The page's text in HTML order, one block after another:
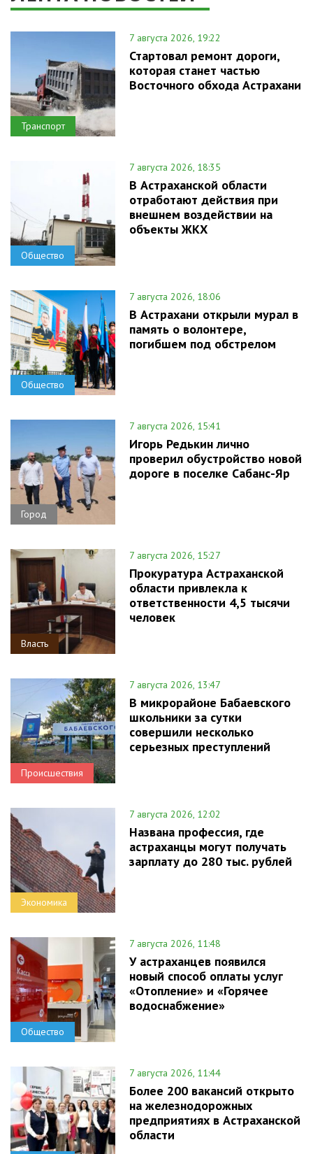
Транспорт
7 августа 2026, 19:22
Стартовал ремонт дороги,
которая станет частью
Восточного обхода Астрахани
Общество
7 августа 2026, 18:35
В Астраханской области
отработают действия при
внешнем воздействии на
объекты ЖКХ
Общество
7 августа 2026, 18:06
В Астрахани открыли мурал в
память о волонтере,
погибшем под обстрелом
Город
7 августа 2026, 15:41
Игорь Редькин лично
проверил обустройство новой
дороге в поселке Сабанс-Яр
Власть
7 августа 2026, 15:27
Прокуратура Астраханской
области привлекла к
ответственности 4,5 тысячи
человек
Происшествия
7 августа 2026, 13:47
В микрорайоне Бабаевского
школьники за сутки
совершили несколько
серьезных преступлений
Экономика
7 августа 2026, 12:02
Названа профессия, где
астраханцы могут получать
зарплату до 280 тыс. рублей
Общество
7 августа 2026, 11:48
У астраханцев появился
новый способ оплаты услуг
«Отопление» и «Горячее
водоснабжение»
7 августа 2026, 11:44
Более 200 вакансий открыто
на железнодорожных
предприятиях в Астраханской
области